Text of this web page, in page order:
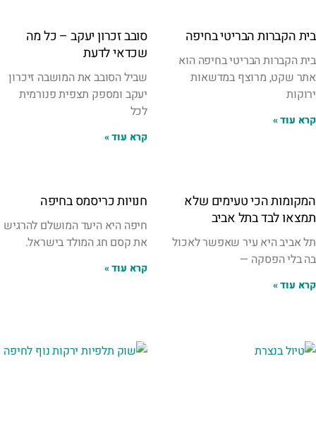
בית הקברות הבריטי בחיפה
בית הקברות הבריטי בחיפה הוא
אתר שקט, מרוצף במדשאות
ירוקות
קרא עוד »
סובב זכרון יעקב – כל מה
שכדאי לדעת
שביל הסובב את המושבה זיכרון
יעקב ומספק תצפית פנורמית
לכל
קרא עוד »
המקומות הכי טעימים שלא
תמצאו לבד בתל אביב
תל אביב היא עיר שאפשר לאכול
בה בלי הפסקה —
קרא עוד »
חנויות כריסמס בחיפה
חיפה היא היעד המושלם להרגיש
את קסם חג המולד בישראל.
קרא עוד »